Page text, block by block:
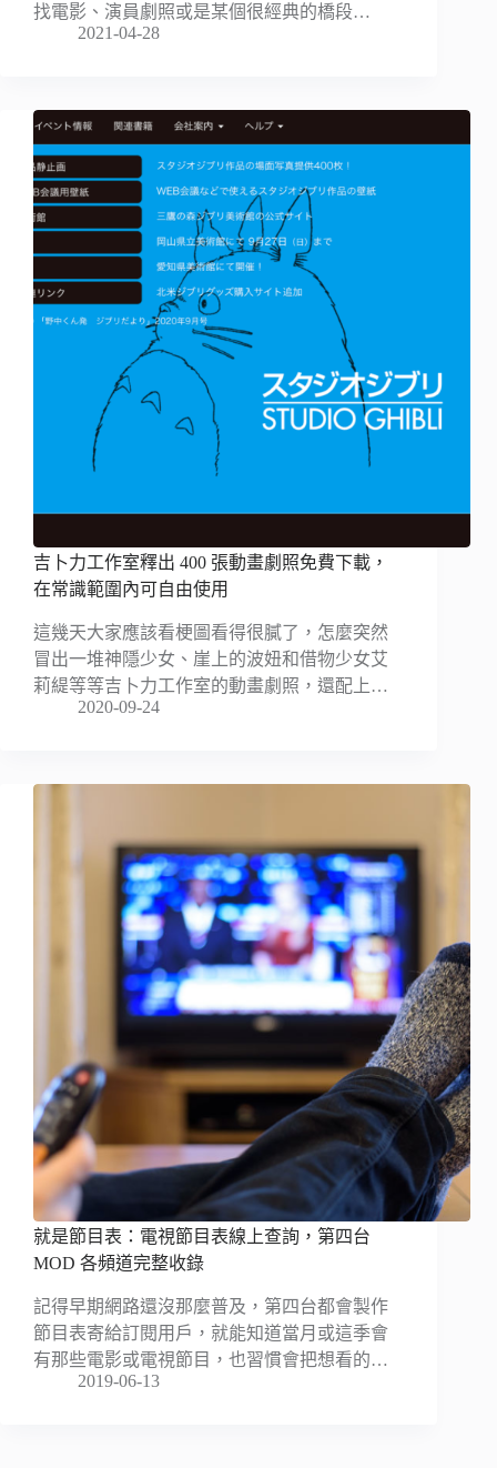
找電影、演員劇照或是某個很經典的橋段…
2021-04-28
吉卜力工作室釋出 400 張動畫劇照免費下載，
在常識範圍內可自由使用
這幾天大家應該看梗圖看得很膩了，怎麼突然
冒出一堆神隱少女、崖上的波妞和借物少女艾
莉緹等等吉卜力工作室的動畫劇照，還配上…
2020-09-24
就是節目表：電視節目表線上查詢，第四台
MOD 各頻道完整收錄
記得早期網路還沒那麼普及，第四台都會製作
節目表寄給訂閱用戶，就能知道當月或這季會
有那些電影或電視節目，也習慣會把想看的…
2019-06-13